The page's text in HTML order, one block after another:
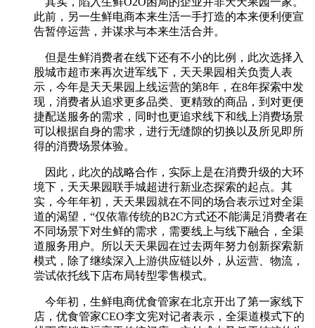
此前，另一生鲜电商本来生活一手打造的本来便利便宣
告暂停运营，并谋求与本来生活合并。
但是生鲜消费者在线下还有不小的比例，此次选择入
股城市超市来再次进军线下，天天果园相关负责人表
示，今年是天天果园上线运营的第8年，在8年探索中发
现，消费者从追求更多品类、更精致的商品，到对更便
捷配送服务的需求，同时也更追求线下和线上消费场景
可以根据自身的需求，进行无缝隙的切换以及所见即所
得的消费场景体验。
因此，此次的战略合作，实际上是在消费升级的大环
境下，天天果园联手城超进行新业态探索的起点。其
实，今年年初，天天果园就在不同的场合表示过对全渠
道的渴望，“仅依靠传统的B2C方式还不能满足消费者在
不同场景下对生鲜的需求，需要线上与线下融合，全渠
道服务用户。所以天天果园在过去两年努力创新探索新
模式，除了继续深入上游供应链以外，从运营、物流，
尝试依托线下店布局转型零售模式。
今年初，生鲜电商优食管家在北京开出了第一家线下
店，优食管家CEO李文宪对记者表示，全渠道模式下的